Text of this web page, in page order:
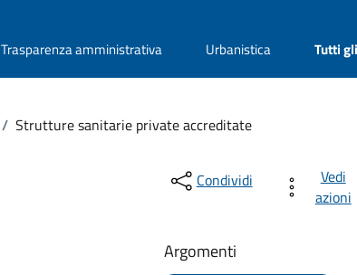
Trasparenza amministrativa Urbanistica Tutti
/ Strutture sanitarie private accreditate
Condividi
Vedi
azioni
Argomenti